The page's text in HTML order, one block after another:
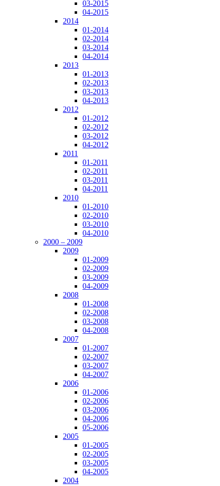
03-2015
04-2015
2014
01-2014
02-2014
03-2014
04-2014
2013
01-2013
02-2013
03-2013
04-2013
2012
01-2012
02-2012
03-2012
04-2012
2011
01-2011
02-2011
03-2011
04-2011
2010
01-2010
02-2010
03-2010
04-2010
2000 – 2009
2009
01-2009
02-2009
03-2009
04-2009
2008
01-2008
02-2008
03-2008
04-2008
2007
01-2007
02-2007
03-2007
04-2007
2006
01-2006
02-2006
03-2006
04-2006
05-2006
2005
01-2005
02-2005
03-2005
04-2005
2004